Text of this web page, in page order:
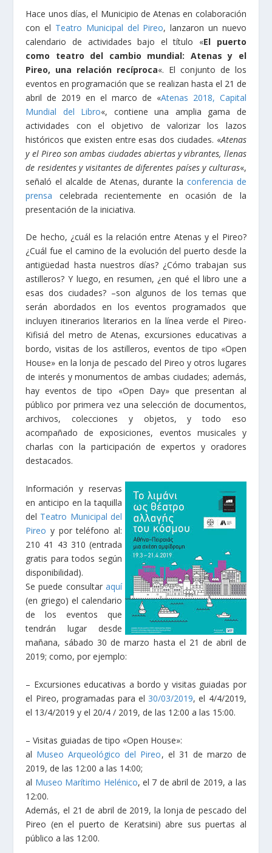
Hace unos días, el Municipio de Atenas en colaboración
con el Teatro Municipal del Pireo, lanzaron un nuevo
calendario de actividades bajo el título «El puerto
como teatro del cambio mundial: Atenas y el
Pireo, una relación recíproca«. El conjunto de los
eventos en programación que se realizan hasta el 21 de
abril de 2019 en el marco de «Atenas 2018, Capital
Mundial del Libro«, contiene una amplia gama de
actividades con el objetivo de valorizar los lazos
históricos que existen entre esas dos ciudades. «Atenas
y el Pireo son ambas ciudades abiertas y vibrantes, llenas
de residentes y visitantes de diferentes países y culturas«,
señaló el alcalde de Atenas, durante la conferencia de
prensa celebrada recientemente en ocasión de la
presentación de la iniciativa.
De hecho, ¿cuál es la relación entre Atenas y el Pireo?
¿Cuál fue el camino de la evolución del puerto desde la
antigüedad hasta nuestros días? ¿Cómo trabajan sus
astilleros? Y luego, en resumen, ¿en qué el libro une a
esas dos ciudades? –son algunos de los temas que
serán abordados en los eventos programados que
incluyen itinerarios literarios en la línea verde el Pireo-
Kifisiá del metro de Atenas, excursiones educativas a
bordo, visitas de los astilleros, eventos de tipo «Open
House» en la lonja de pescado del Pireo y otros lugares
de interés y monumentos de ambas ciudades; además,
hay eventos de tipo «Open Day» que presentan al
público por primera vez una selección de documentos,
archivos, colecciones y objetos, y todo eso
acompañado de exposiciones, eventos musicales y
charlas con la participación de expertos y oradores
destacados.
Información y reservas
en anticipo en la taquilla
del Teatro Municipal del
Pireo y por teléfono al:
210 41 43 310 (entrada
gratis para todos según
disponibilidad).
Se puede consultar aquí
(en griego) el calendario
de los eventos que
tendrán lugar desde
mañana, sábado 30 de marzo hasta el 21 de abril de
2019; como, por ejemplo:
– Excursiones educativas a bordo y visitas guiadas por
el Pireo, programadas para el 30/03/2019, el 4/4/2019,
el 13/4/2019 y el 20/4 / 2019, de las 12:00 a las 15:00.
– Visitas guiadas de tipo «Open House»:
al Museo Arqueológico del Pireo, el 31 de marzo de
2019, de las 12:00 a las 14:00;
al Museo Marítimo Helénico, el 7 de abril de 2019, a las
12:00.
Además, el 21 de abril de 2019, la lonja de pescado del
Pireo (en el puerto de Keratsini) abre sus puertas al
público a las 12:00.